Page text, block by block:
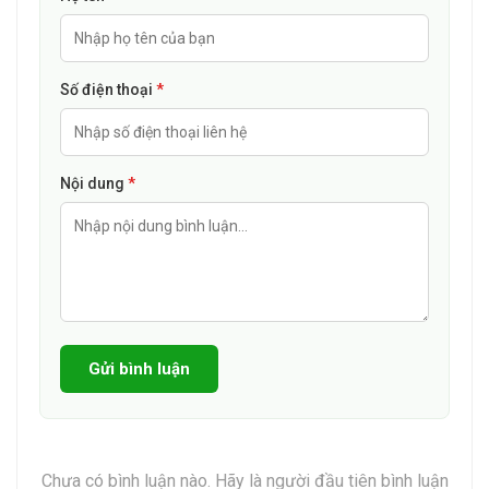
Sản phẩm dành cho mọi đối tượng, mọi loại da, đặc biệt phù
hợp với làn da nhạy cảm, dễ lên mụn hoặc đang bị tổn
thương do mụn.
6. Bảo quản
Bảo quản sản phẩm Kem chống nắng thiên nhiên ORGANIC
100 ở nhiệt độ dưới 30 độ C ở nơi khô ráo, tránh ẩm.
ORGANIC 100 quá hạn ghi trên bao bì.
Để xa tầm tay trẻ em.
Thực phẩm này không phải là thuốc và không có tác dụng
thay thế thuốc chữa bệnh.
7. Mua sản phẩm Kem chống nắng thiên nhiên
Số điện thoại *
Nội dung *
Gửi bình luận
Chưa có bình luận nào. Hãy là người đầu tiên bình luận